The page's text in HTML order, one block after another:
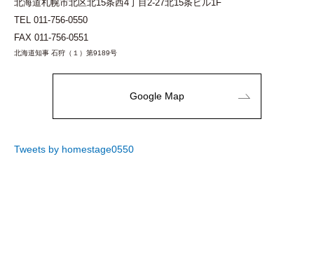
北海道札幌市北区北15条西4丁目2-27北15条ビル1F
TEL 011-756-0550
FAX 011-756-0551
北海道知事 石狩（１）第9189号
Google Map
Tweets by homestage0550